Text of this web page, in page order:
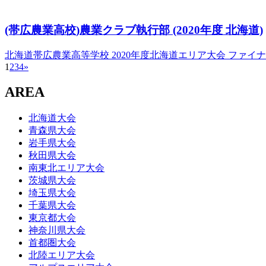
(帯広農業高校)農業クラブ執行部 (2020年度 北海道)
北海道帯広農業高等学校 2020年度北海道エリア大会 ファイ
1 234»
AREA
北海道大会
青森県大会
岩手県大会
秋田県大会
南東北エリア大会
茨城県大会
埼玉県大会
千葉県大会
東京都大会
神奈川県大会
首都圏大会
北陸エリア大会